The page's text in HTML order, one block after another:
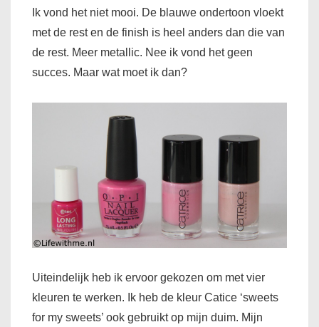
Ik vond het niet mooi. De blauwe ondertoon vloekt
met de rest en de finish is heel anders dan die van
de rest. Meer metallic. Nee ik vond het geen
succes. Maar wat moet ik dan?
Uiteindelijk heb ik ervoor gekozen om met vier
kleuren te werken. Ik heb de kleur Catice ‘sweets
for my sweets’ ook gebruikt op mijn duim. Mijn